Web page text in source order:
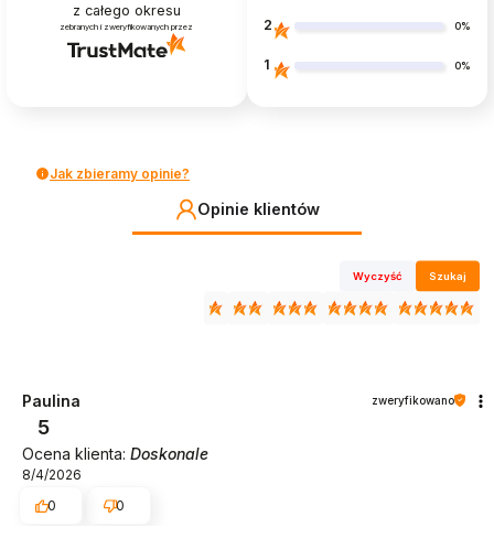
z całego okresu
zebranych i zweryfikowanych przez 2 0%
1 0%
Jak zbieramy opinie?
Opinie klientów
Wyczyść Szukaj
Paulina zweryfikowano
5
Ocena klienta: Doskonale
8/4/2026
0
0